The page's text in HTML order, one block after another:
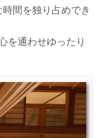
間を独り占めでき
を通わせゆったり